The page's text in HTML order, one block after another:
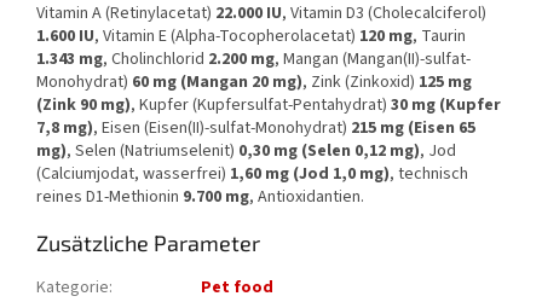
Vitamin A (Retinylacetat) 22.000 IU, Vitamin D3 (Cholecalciferol)
1.600 IU, Vitamin E (Alpha-Tocopherolacetat) 120 mg, Taurin
1.343 mg, Cholinchlorid 2.200 mg, Mangan (Mangan(II)-sulfat-
Monohydrat) 60 mg (Mangan 20 mg), Zink (Zinkoxid) 125 mg
(Zink 90 mg), Kupfer (Kupfersulfat-Pentahydrat) 30 mg (Kupfer
7,8 mg), Eisen (Eisen(II)-sulfat-Monohydrat) 215 mg (Eisen 65
mg), Selen (Natriumselenit) 0,30 mg (Selen 0,12 mg), Jod
(Calciumjodat, wasserfrei) 1,60 mg (Jod 1,0 mg), technisch
reines D1-Methionin 9.700 mg, Antioxidantien.
Zusätzliche Parameter
Kategorie:
Pet food